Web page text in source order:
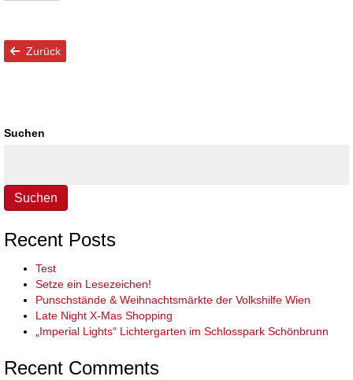
Zurück
Suchen
Suchen
Recent Posts
Test
Setze ein Lesezeichen!
Punschstände & Weihnachtsmärkte der Volkshilfe Wien
Late Night X-Mas Shopping
„Imperial Lights“ Lichtergarten im Schlosspark Schönbrunn
Recent Comments